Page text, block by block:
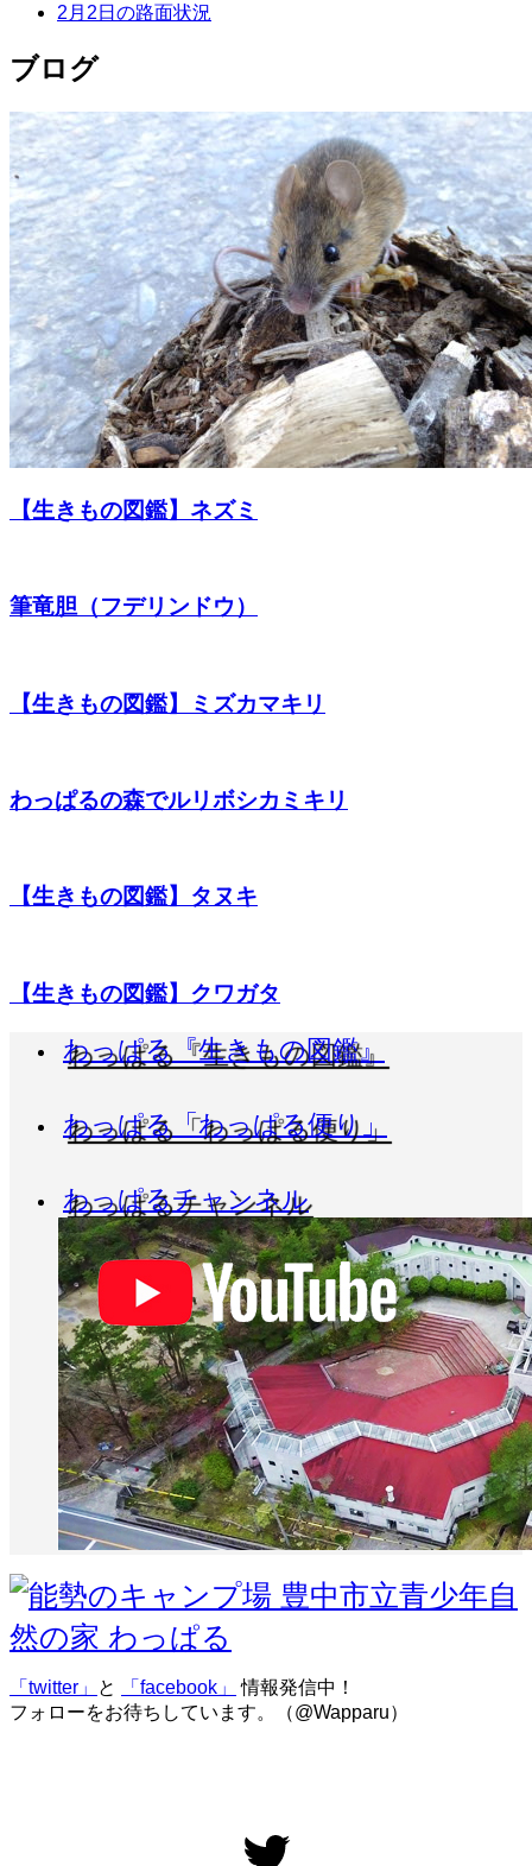
2月2日の路面状況
ブログ
【生きもの図鑑】ネズミ
筆竜胆（フデリンドウ）
【生きもの図鑑】ミズカマキリ
わっぱるの森でルリボシカミキリ
【生きもの図鑑】タヌキ
【生きもの図鑑】クワガタ
わっぱる『生きもの図鑑』
わっぱる「わっぱる便り」
わっぱるチャンネル
「twitter」 と 「facebook」
情報発信中！
フォローをお待ちしています。（@Wapparu）
Twitter